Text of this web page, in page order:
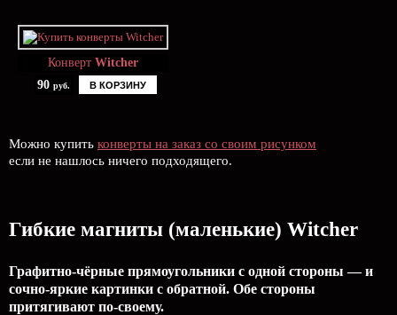
Конверт Witcher
90 руб. В КОРЗИНУ
Можно купить конверты на заказ со своим рисунком
если не нашлось ничего подходящего.
Гибкие магниты (маленькие) Witcher
Графитно-чёрные прямоугольники с одной стороны — и
сочно-яркие картинки с обратной. Обе стороны
притягивают по-своему.